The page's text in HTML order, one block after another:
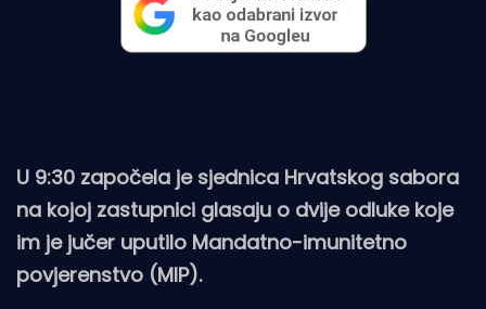
U 9:30 započela je sjednica Hrvatskog sabora
na kojoj zastupnici glasaju o dvije odluke koje
im je jučer uputilo Mandatno-imunitetno
povjerenstvo (MIP).